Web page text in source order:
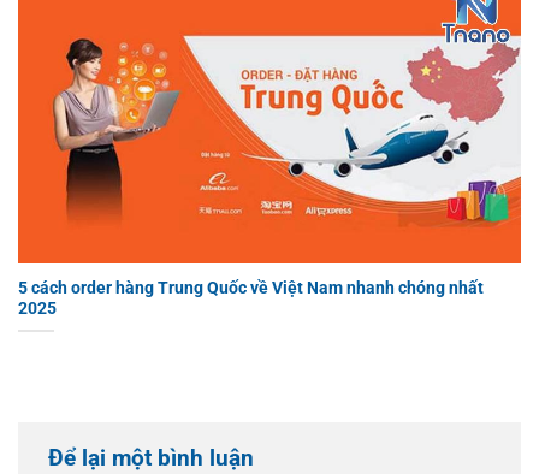
5 cách order hàng Trung Quốc về Việt Nam nhanh chóng nhất
2025
Để lại một bình luận